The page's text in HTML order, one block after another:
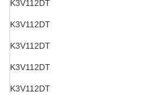
K3V112DT
K3V112DT
K3V112DT
K3V112DT
K3V112DT